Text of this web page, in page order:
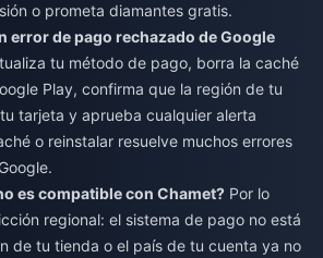
o prometa diamantes gratis.
error de pago rechazado de Google
tu método de pago, borra la caché
Play, confirma que la región de tu
tarjeta y aprueba cualquier alerta
o reinstalar resuelve muchos errores
es compatible con Chamet? Por lo
regional: el sistema de pago no está
de tu tienda o el país de tu cuenta ya no